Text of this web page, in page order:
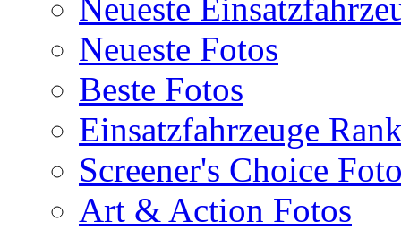
Neueste
Neueste Fotos
Beste Fotos
Einsatzfahrzeuge
Screener's Choice
Art & Action Fotos